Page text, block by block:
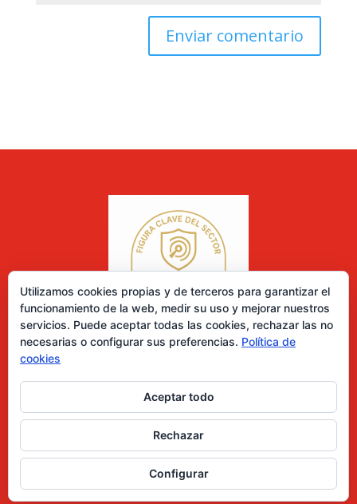
0 elementos
Desarrollado por Diseñador web para empresas
Utilizamos cookies propias y de terceros para garantizar el
funcionamiento de la web, medir su uso y mejorar nuestros
servicios. Puede aceptar todas las cookies, rechazar las no
necesarias o configurar sus preferencias. Política de
cookies
Aceptar todo
Rechazar
Configurar